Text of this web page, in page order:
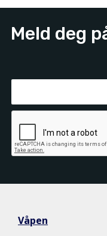
Meld deg
Våpen